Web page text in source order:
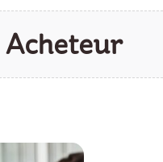
Acheteur